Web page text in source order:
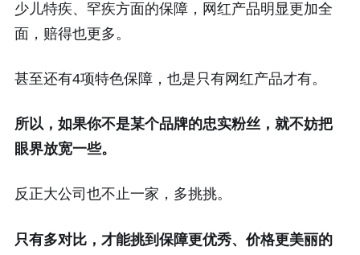
少儿特疾、罕疾方面的保障，网红产品明显更加全
面，赔得也更多。
甚至还有4项特色保障，也是只有网红产品才有。
所以，如果你不是某个品牌的忠实粉丝，就不妨把
眼界放宽一些。
反正大公司也不止一家，多挑挑。
只有多对比，才能挑到保障更优秀、价格更美丽的